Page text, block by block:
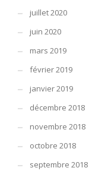
juillet 2020
juin 2020
mars 2019
février 2019
janvier 2019
décembre 2018
novembre 2018
octobre 2018
septembre 2018